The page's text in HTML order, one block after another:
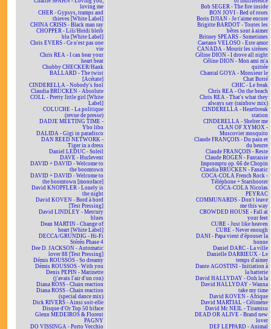
loving me
CHER - Gypsys, tramps and
thieves [White Label]
CHINA CRISIS - Black man ray
CHOPPER - Lili/Heidi bleib
blu [White Label]
Chris EVERS - Ce n'est pas une
vie
Chris REA - I can hear your
heart beat
Chubby CHECKER/Hank
BALLARD - The twist
[Acétate]
CINDERELLA - Nobody's fool
Claudia BRÜCKEN - Absolute
COLL - Pretty little girl [White
Label]
COLUCHE - La politique
(revue de presse)
DADJE MEETING TIME -
Ybo libo
DALIDA - Gigi in paradisco
DAN REED NETWORK -
Tiger in a dress
Daniel LEDUC - Soleil
DAVE - Hurlevent
DAVID + DAVID - Welcome to
the boomtown
DAVID + DAVID - Welcome to
the boomtown [monoface]
David KNOPFLER - Lonely is
the night
David KOVEN - Bord à bord
[Test Pressing]
David LINDLEY - Mercury
blues
Dean MARTIN - Change of
heart [White Label]
DECCA/GRUNDIG - Hi-Fi
Stéréo Phase 4
Dee D. JACKSON - Automatic
lover 88 [Test Pressing]
Démis ROUSSOS - So dreamy
Démis ROUSSOS - With you
Denis PEPIN - Marinette
(j'avais l'air d'un con)
Diana ROSS - Chain reaction
Diana ROSS - Chain reaction
(special dance mix)
Dick RIVERS - Ainsi soit-elle
Disque d'Or Top 50 biface
Glenn MEDEIROS & Florent
PAGNY
DO VISSINGA - Porto Vecchio
Bob SEGER - The fire inside
BON JOVI - Bed of roses
Boris DJIAN - Je t'aime encore
Brigitte BARDOT - Toutes les
bêtes sont à aimer
Britney SPEARS - Sometimes
Caetano VELOSO - Este amor
CANADA - Mourir les sirènes
Céline DION - I drove all night
Céline DION - Mon ami m'a
quittée
Chantal GOYA - Monsieur le
Chat Botté
CHIC - Le freak
Chris REA - On the beach
Chris REA - That's what they
always say (rainbow mix)
CINDERELLA - Heartbreak
station
CINDERELLA - Shelter me
CLAN OF XYMOX -
Muscoviet mosquito
Claude FRANÇOIS - Du pain et
du beurre
Claude FRANÇOIS - Reste
Claude ROGEN - Fantaisie
Impromptu op. 66 de Chopin
Claudia BRÜCKEN - Fanatic
COCA-COLA French Rock -
Téléphone + Starshooter
COCA-COLA Nicolas
PEYRAC
COMMUNARDS - Don't leave
me this way
CROWDED HOUSE - Fall at
your feet
CURE - Just like heaven
CURE - Never enough
DANI - Papa vient d'épouser la
bonne
Daniel DARC - La ville
Danielle DARRIEUX - Le
temps d'aimer
Dante AGOSTINI - Initiation à
la batterie
David HALLYDAY - Ooh la la
David HALLYDAY - Wanna
take my time
David KOVEN - Afrique
David MARTIAL - Célimène
David Mc NEIL - Tiramisu
DEAD OR ALIVE - Brand new
lover
DEF LEPPARD - Animal